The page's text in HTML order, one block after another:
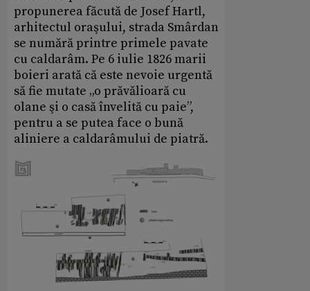
propunerea făcută de Josef Hartl,
arhitectul oraşului, strada Smârdan
se numără printre primele pavate
cu caldarâm. Pe 6 iulie 1826 marii
boieri arată că este nevoie urgentă
să fie mutate „o prăvălioară cu
olane şi o casă învelită cu paie”,
pentru a se putea face o bună
aliniere a caldarâmului de piatră.